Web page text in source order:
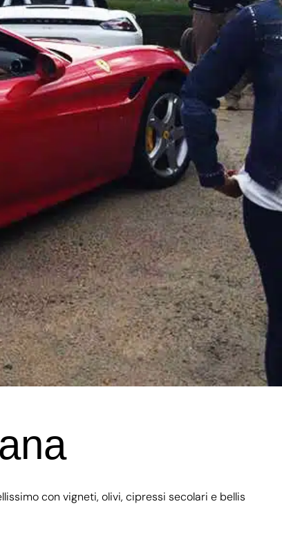
con vigneti, olivi, cipressi secolari e bellis